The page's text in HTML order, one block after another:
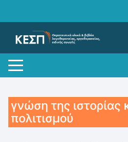
γνώση της ιστορίας
πολιτισμού